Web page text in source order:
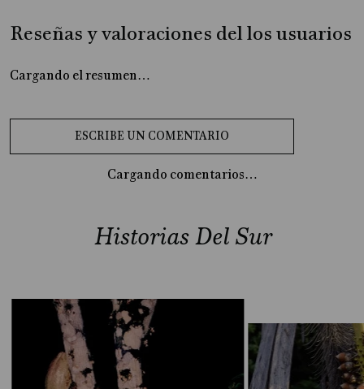
Reseñas y valoraciones del los usuarios
Cargando el resumen…
Cargando comentarios…
Historias Del Sur